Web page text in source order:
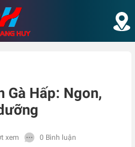
Gà Hấp: Ngon,
xem 0 Bình luận